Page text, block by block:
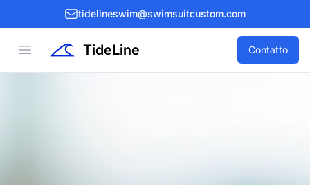
tidelineswim@swimsuitcustom.com
Open menu TideLine Contatto